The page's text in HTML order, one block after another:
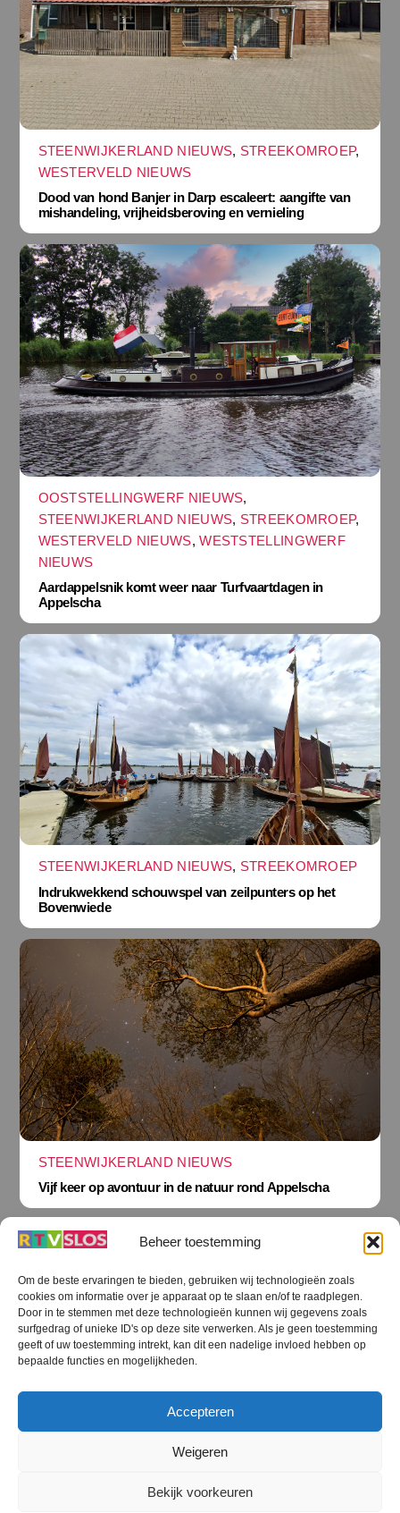
Beheer toestemming
Om de beste ervaringen te bieden, gebruiken wij technologieën zoals
cookies om informatie over je apparaat op te slaan en/of te raadplegen.
Door in te stemmen met deze technologieën kunnen wij gegevens zoals
surfgedrag of unieke ID's op deze site verwerken. Als je geen toestemming
geeft of uw toestemming intrekt, kan dit een nadelige invloed hebben op
bepaalde functies en mogelijkheden.
Accepteren
Weigeren
Bekijk voorkeuren
STEENWIJKERLAND NIEUWS, STREEKOMROEP,
WESTERVELD NIEUWS
Dood van hond Banjer in Darp escaleert: aangifte van
mishandeling, vrijheidsberoving en vernieling
OOSTSTELLINGWERF NIEUWS,
STEENWIJKERLAND NIEUWS, STREEKOMROEP,
WESTERVELD NIEUWS,WESTSTELLINGWERF
NIEUWS
Aardappelsnik komt weer naar Turfvaartdagen in
Appelscha
STEENWIJKERLAND NIEUWS, STREEKOMROEP
Indrukwekkend schouwspel van zeilpunters op het
Bovenwiede
STEENWIJKERLAND NIEUWS
Vijf keer op avontuur in de natuur rond Appelscha
Terug
naar
boven
RTV SLOS
RTV SLOS ANBI